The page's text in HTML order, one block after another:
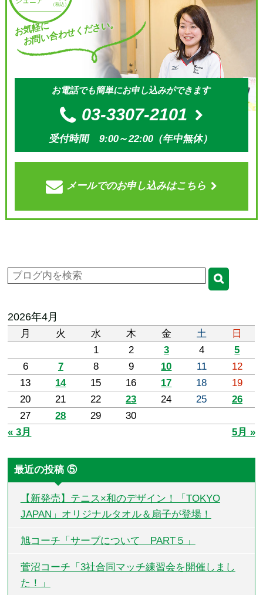
お気軽に
お問い合わせください。
お電話でも簡単にお申し込みができます
03-3307-2101
受付時間 9:00～22:00（年中無休）
メールでのお申し込みはこちら
2026年4月
月 火 水 木 金 土
日
1
2 3 4
5
6
7 8 9 10 11
12
13
14 15 16 17 18
19
20
21 22 23 24 25
26
27
28 29
30
« 3月
5月 »
最近の投稿 ⑤
【新発売】テニス×和のデザイン！「TOKYO
JAPAN」オリジナルタオル＆扇子が登場！
旭コーチ「サーブについて PART５」
菅沼コーチ「3社合同マッチ練習会を開催しまし
た！」